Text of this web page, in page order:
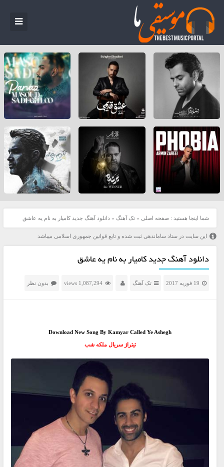
شما اینجا هستید : صفحه اصلی » تک آهنگ » دانلود آهنگ جدید کامیار به نام یه عاشق
این سایت در ستاد ساماندهی ثبت شده و تابع قوانین جمهوری اسلامی میباشد
دانلود آهنگ جدید کامیار به نام یه عاشق
19 فوریه 2017 تک آهنگ 1,087,294 views بدون نظر
Download New Song By Kamyar Called Ye Ashegh
تیتراژ سریال ملکه شب